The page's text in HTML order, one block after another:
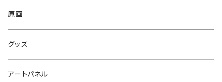
原画
グッズ
アートパネル